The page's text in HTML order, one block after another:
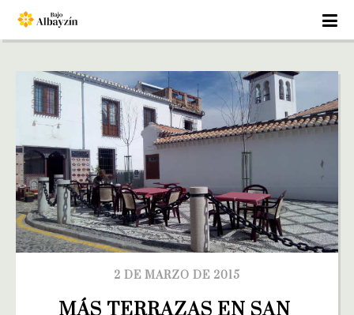
2 DE MARZO DE 2015
MÁS TERRAZAS EN SAN